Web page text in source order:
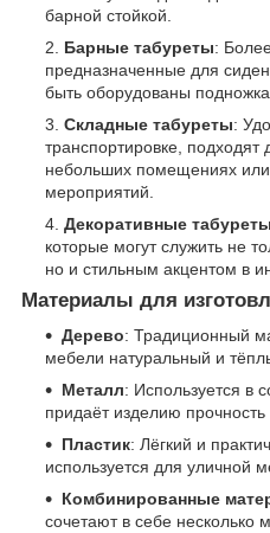
барной стойкой.
Барные табуреты:
предназначенные для
быть оборудованы
Складные табуреты:
транспортировке, подходят
небольших помещениях
мероприятий.
Декоративные табуреты
которые могут служить не
но и стильным акцентом в
Материалы для
Дерево: Традиционный
мебели натуральный и
Металл: Используется в
придаёт изделию прочность
Пластик: Лёгкий и
используется для уличной
Комбинированные
сочетают в себе несколько